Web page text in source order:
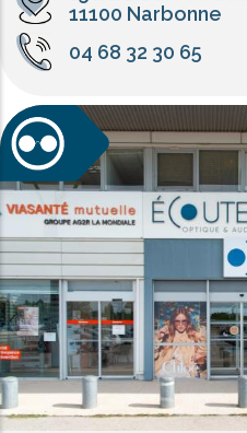
11100 Narbonne
04 68 32 30 65